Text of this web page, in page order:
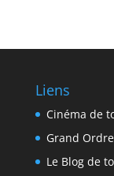
Liens
Cinéma de
Grand
Le Blog de